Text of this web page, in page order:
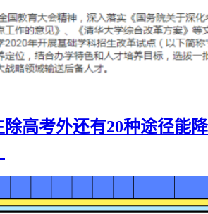
高考外还有20种途径能降